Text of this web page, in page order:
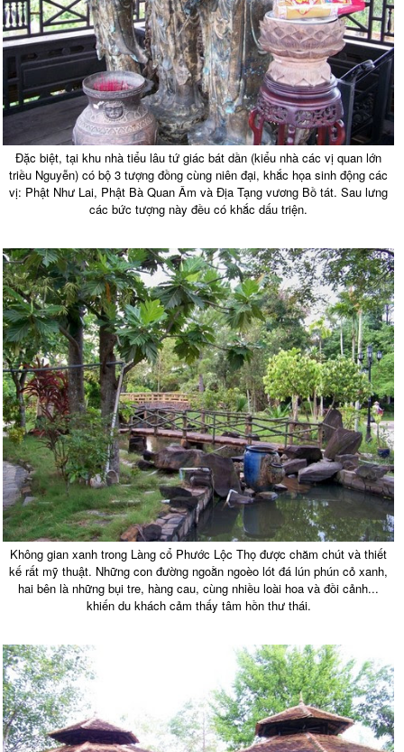
Đặc biệt, tại khu nhà tiểu lâu tứ giác bát dần (kiểu nhà các vị quan lớn
triều Nguyễn) có bộ 3 tượng đồng cùng niên đại, khắc họa sinh động các
vị: Phật Như Lai, Phật Bà Quan Âm và Địa Tạng vương Bồ tát. Sau lưng
các bức tượng này đều có khắc dấu triện.
Không gian xanh trong Làng cổ Phước Lộc Thọ được chăm chút và thiết
kế rất mỹ thuật. Những con đường ngoằn ngoèo lót đá lún phún cỏ xanh,
hai bên là những bụi tre, hàng cau, cùng nhiều loài hoa và đồi cảnh...
khiến du khách cảm thấy tâm hồn thư thái.